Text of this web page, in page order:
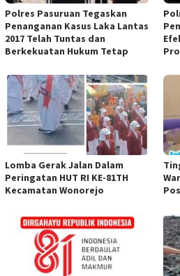
Polres Pasuruan Tegaskan
Penanganan Kasus Laka Lantas
2017 Telah Tuntas dan
Berkekuatan Hukum Tetap
Lomba Gerak Jalan Dalam
Peringatan HUT RI KE-81TH
Kecamatan Wonorejo